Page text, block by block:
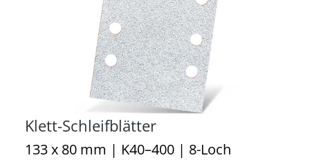
Klett-Schleifblätter
133 x 80 mm | K40–400 | 8-Loch